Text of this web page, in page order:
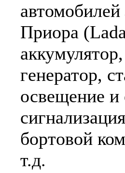
Приора
аккумулятор,
генератор,
освещение и
бортовой
т.д.